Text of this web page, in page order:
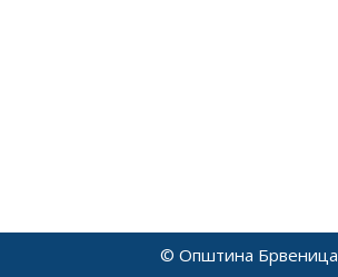
© Општина Брвеница